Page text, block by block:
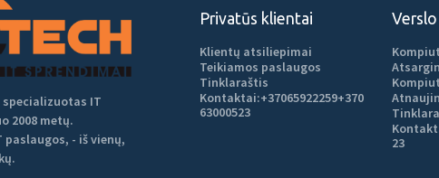
nauju bateriju
KONTAKTAI
specializuotas IT
2008 metų.
paslaugos, - iš vienų,
Privatūs klientai
Klientų atsiliepimai
Teikiamos paslaugos
Tinklaraštis
Kontaktai:+37065922259+370
63000523
23